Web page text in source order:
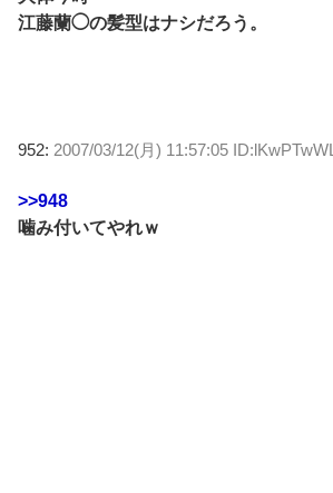
江藤蘭◯の髪型はナシだろう。
952: 2007/03/12(月) 11:57:05 ID:lKwPTwWL
>>948
噛み付いてやれｗ